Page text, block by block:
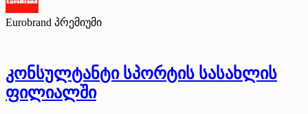
Eurobrand პრემიუმი
კონსულტანტი სპორტის სასახლის
ფილიალში